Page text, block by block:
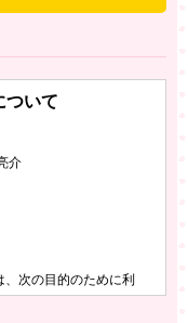
合、お一人ず
ポンコード
ついて
介
、次の目的のために利